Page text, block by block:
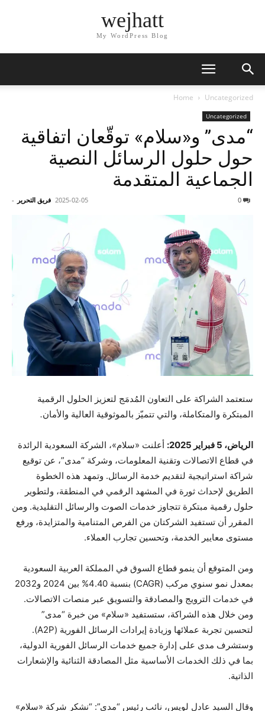
wejhatt
My WordPress Blog
Home Uncategorized
Uncategorized
“مدى” و«سلام» توقّعان اتفاقية
حول حلول الرسائل النصية
الجماعية المتقدمة
فريق التحرير - 2025-02-05
ستعتمد الشراكة على التعاون المُدمَج لتعزيز الحلول الرقمية
المبتكرة والمتكاملة، والتي تتميّز بالموثوقية العالية والأمان.
الرياض، 5 فبراير 2025:
أعلنت «سلام»، الشركة السعودية الرائدة
في قطاع الاتصالات وتقنية المعلومات، وشركة “مدى”، عن توقيع
شراكة استراتيجية لتقديم خدمة الرسائل. وتمهد هذه الخطوة
الطريق لإحداث ثورة في المشهد الرقمي في المنطقة، ولتطوير
حلول رقمية مبتكرة تتجاوز خدمات الصوت والرسائل التقليدية. ومن
المقرر أن تستفيد الشركتان من الفرص المتنامية والمتزايدة، ورفع
مستوى معايير الخدمة، وتحسين تجارب العملاء.
ومن المتوقع أن ينمو قطاع السوق في المملكة العربية السعودية
بمعدل نمو سنوي مركب (CAGR) بنسبة 4.40% بين 2024 و2032
في خدمات الترويج والمصادقة والتسويق عبر منصات الاتصالات.
ومن خلال هذه الشراكة، ستستفيد «سلام» من خبرة “مدى”
لتحسين تجربة عملائها وزيادة إيرادات الرسائل الفورية (A2P).
وستشرف مدى على إدارة جميع خدمات الرسائل الفورية الدولية،
بما في ذلك الخدمات الأساسية مثل المصادقة الثنائية والإشعارات
الذاتية.
وقال السيد عادل لويس، نائب رئيس “مدى”: “نشكر شركة «سلام»